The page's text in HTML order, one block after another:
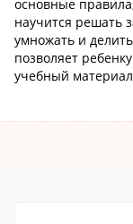
основные
научится решать
умножать и
позволяет
учебный